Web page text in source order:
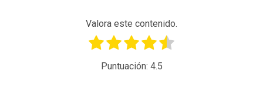
Valora este contenido.
Puntuación: 4.5